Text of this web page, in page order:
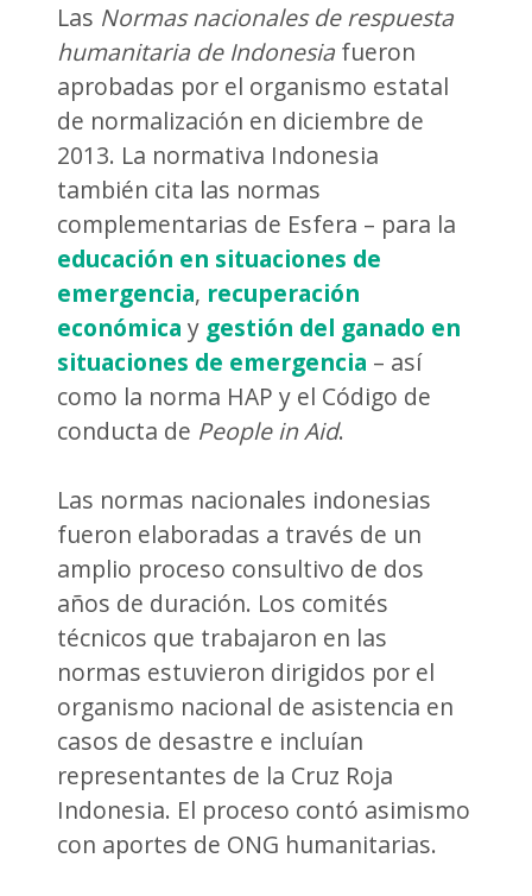
Las Normas nacionales de respuesta
humanitaria de Indonesia fueron
aprobadas por el organismo estatal
de normalización en diciembre de
2013. La normativa Indonesia
también cita las normas
complementarias de Esfera – para la
educación en situaciones de
emergencia, recuperación
económica y gestión del ganado en
situaciones de emergencia – así
como la norma HAP y el Código de
conducta de People in Aid.
Las normas nacionales indonesias
fueron elaboradas a través de un
amplio proceso consultivo de dos
años de duración. Los comités
técnicos que trabajaron en las
normas estuvieron dirigidos por el
organismo nacional de asistencia en
casos de desastre e incluían
representantes de la Cruz Roja
Indonesia. El proceso contó asimismo
con aportes de ONG humanitarias.